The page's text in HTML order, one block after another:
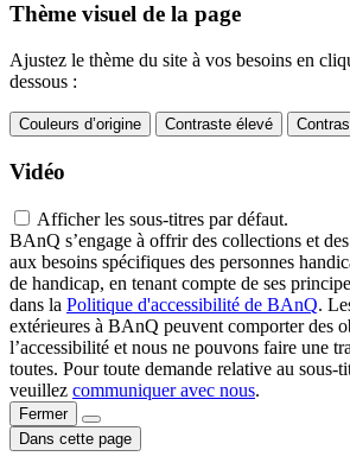
Thème visuel de la page
Ajustez le thème du site à vos besoins en
dessous :
Couleurs d’origine Contraste élevé
Vidéo
Afficher les sous-titres par défaut.
BAnQ s’engage à offrir des collections et
aux besoins spécifiques des personnes
de handicap, en tenant compte de ses
dans la Politique d'accessibilité de BAnQ.
extérieures à BAnQ peuvent comporter des
l’accessibilité et nous ne pouvons faire une
toutes. Pour toute demande relative au sous-
veuillez communiquer avec nous.
Fermer
Dans cette page